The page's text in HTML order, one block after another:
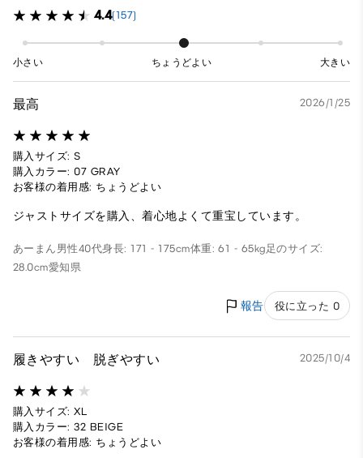
4.4(157)
小さい ちょうどよい 大きい
最高 2026/1/25
購入サイズ: S
購入カラー: 07 GRAY
お客様の着用感: ちょうどよい
ジャストサイズを購入、着心地よくて重宝しています。
あーまん 男性40代身長: 171 - 175cm体重: 61 - 65kg足のサイズ:
28.0cm愛知県
報告 役に立った 0
履きやすい 脱ぎやすい 2025/10/4
購入サイズ: XL
購入カラー: 32 BEIGE
お客様の着用感: ちょうどよい